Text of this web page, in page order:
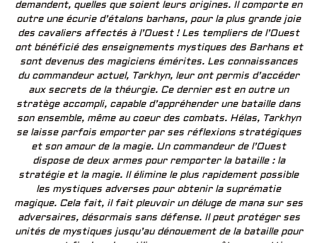
demandent, quelles que soient leurs origines. Il comporte en
outre une écurie d’étalons barhans, pour la plus grande joie
des cavaliers affectés à l’Ouest ! Les templiers de l’Ouest
ont bénéficié des enseignements mystiques des Barhans et
sont devenus des magiciens émérites. Les connaissances
du commandeur actuel, Tarkhyn, leur ont permis d’accéder
aux secrets de la théurgie. Ce dernier est en outre un
stratège accompli, capable d’appréhender une bataille dans
son ensemble, même au coeur des combats. Hélas, Tarkhyn
se laisse parfois emporter par ses réflexions stratégiques
et son amour de la magie. Un commandeur de l’Ouest
dispose de deux armes pour remporter la bataille : la
stratégie et la magie. Il élimine le plus rapidement possible
les mystiques adverses pour obtenir la suprématie
magique. Cela fait, il fait pleuvoir un déluge de mana sur ses
adversaires, désormais sans défense. Il peut protéger ses
unités de mystiques jusqu’au dénouement de la bataille pour